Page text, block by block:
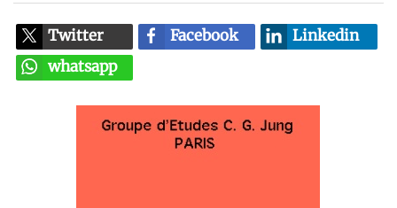
Twitter Facebook
Linkedin
whatsapp